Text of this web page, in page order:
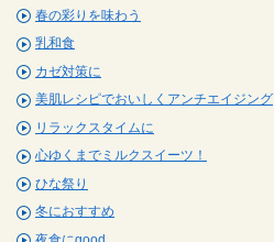
春の彩りを味わう
乳和食
カゼ対策に
美肌レシピでおいしくアンチエイジング
リラックスタイムに
心ゆくまでミルクスイーツ！
ひな祭り
冬におすすめ